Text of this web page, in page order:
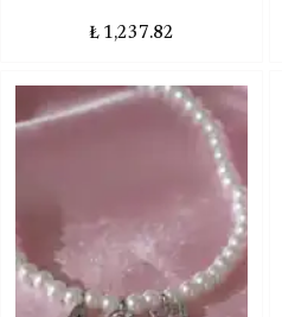
₺ 1,237.82